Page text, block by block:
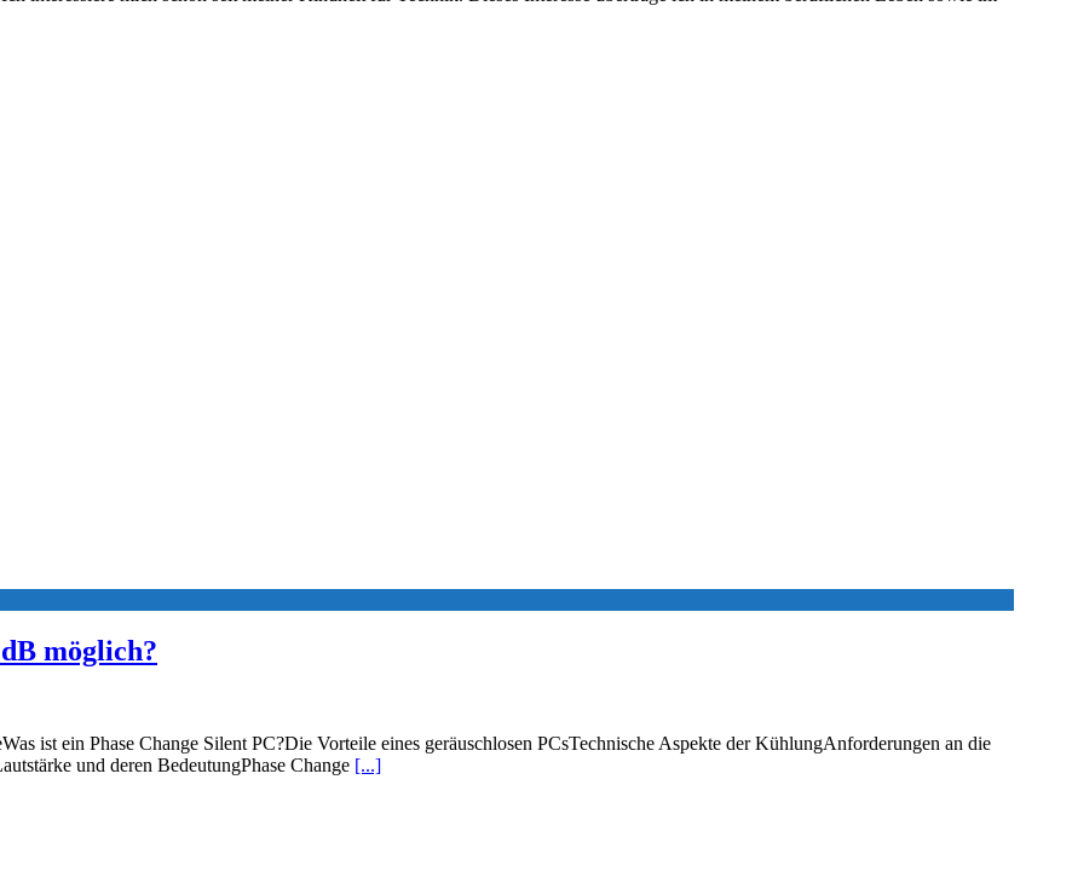
möglich?
ist ein Phase Change Silent PC?Die Vorteile eines geräuschlosen PCsTechnische Aspekte der KühlungAnforderungen an die
und deren BedeutungPhase Change [...]